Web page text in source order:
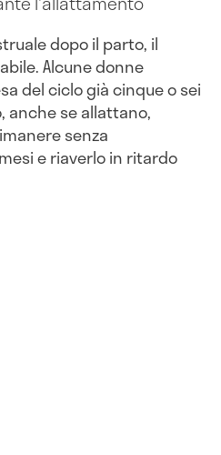
dopo il parto, il
Alcune donne
del ciclo già cinque o sei
anche se allattano,
senza
e riaverlo in ritardo